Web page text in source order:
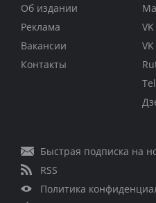
Об издании
Реклама
Вакансии
Контакты
VK
Быстрая подписка на
RSS
Политика